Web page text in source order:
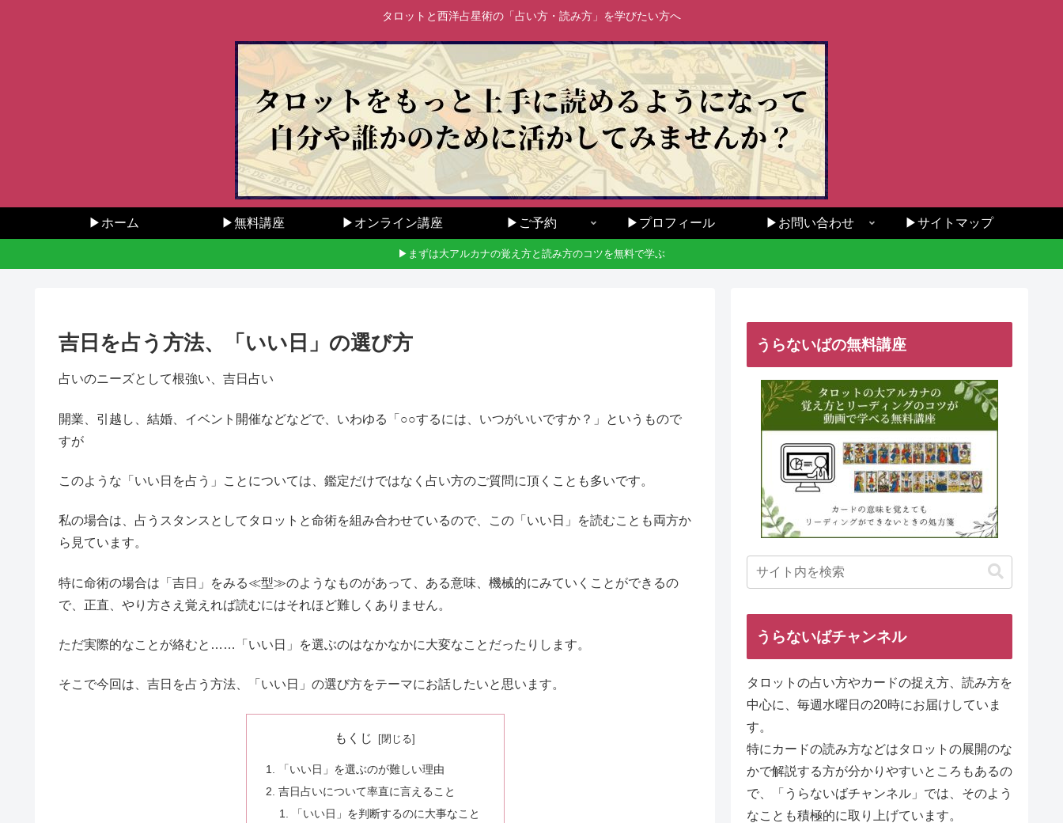
タロットと西洋占星術の「占い方・読み方」を学びたい方へ
▶ホーム ▶無料講座 ▶オンライン講座 ▶ご予約 ▶プロフィール ▶お問い合わせ ▶サイトマップ
▶まずは大アルカナの覚え方と読み方のコツを無料で学ぶ
吉日を占う方法、「いい日」の選び方
占いのニーズとして根強い、吉日占い
開業、引越し、結婚、イベント開催などなどで、いわゆる「○○するには、いつがいいですか？」というもので
すが
このような「いい日を占う」ことについては、鑑定だけではなく占い方のご質問に頂くことも多いです。
私の場合は、占うスタンスとしてタロットと命術を組み合わせているので、この「いい日」を読むことも両方か
ら見ています。
特に命術の場合は「吉日」をみる≪型≫のようなものがあって、ある意味、機械的にみていくことができるの
で、正直、やり方さえ覚えれば読むにはそれほど難しくありません。
ただ実際的なことが絡むと……「いい日」を選ぶのはなかなかに大変なことだったりします。
そこで今回は、吉日を占う方法、「いい日」の選び方をテーマにお話したいと思います。
もくじ
「いい日」を選ぶのが難しい理由
吉日占いについて率直に言えること
「いい日」を判断するのに大事なこと
うらないばの無料講座
うらないばチャンネル
タロットの占い方やカードの捉え方、読み方を
中心に、毎週水曜日の20時にお届けしていま
す。
特にカードの読み方などはタロットの展開のな
かで解説する方が分かりやすいところもあるの
で、「うらないばチャンネル」では、そのよう
なことも積極的に取り上げています。